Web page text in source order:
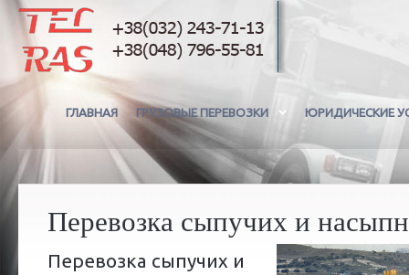
ГЛАВНАЯ ГРУЗОВЫЕ ПЕРЕВОЗКИ ЮРИДИЧЕСКИЕ
Перевозка сыпучих и
Перевозка сыпучих и